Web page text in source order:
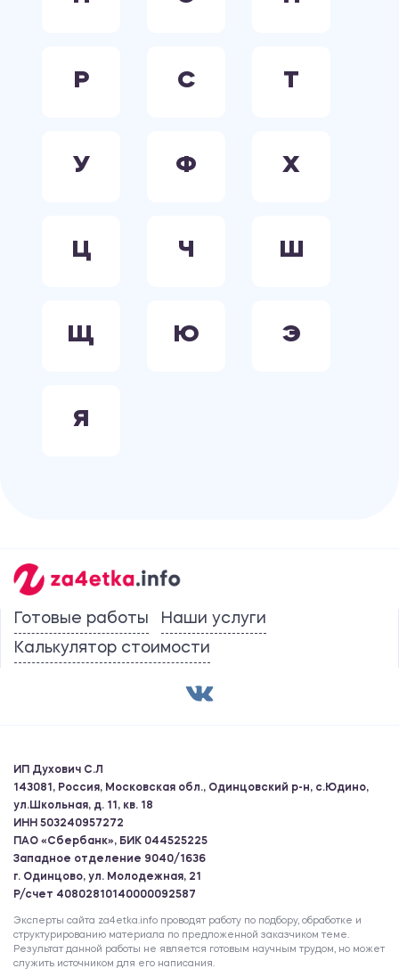
Р С Т
У Ф Х
Ц Ч Ш
Щ Ю Э
Я
Готовые работы
Наши услуги
Калькулятор стоимости
ИП Духович С.Л
143081, Россия, Московская обл., Одинцовский р-н, с.Юдино,
ул.Школьная, д. 11, кв. 18
ИНН 503240957272
ПАО «Сбербанк», БИК 044525225
Западное отделение 9040/1636
г. Одинцово, ул. Молодежная, 21
Р/счет 40802810140000092587
Эксперты сайта za4etka.info проводят работу по подбору, обработке и
структурированию материала по предложенной заказчиком теме.
Результат данной работы не является готовым научным трудом, но может
служить источником для его написания.